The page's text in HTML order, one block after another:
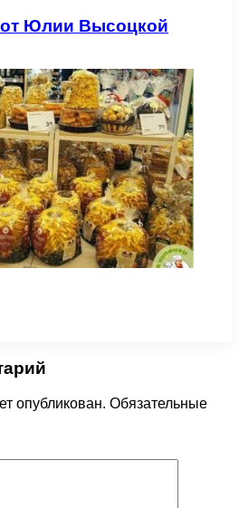
от Юлии Высоцкой
опубликован. Обязательные